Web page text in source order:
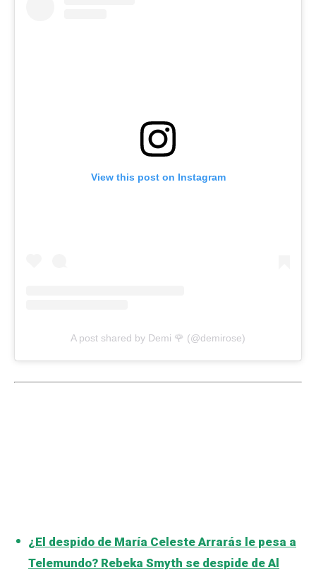
View this post on Instagram
A post shared by Demi 🌹 (@demirose)
¿El despido de María Celeste Arrarás le pesa a
Telemundo? Rebeka Smyth se despide de Al